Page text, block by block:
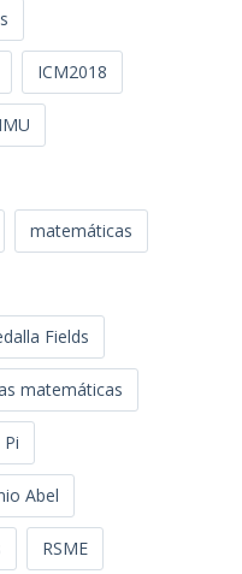
ICM2018
IMU
matemáticas
Fields
matemáticas
Pi
Abel
RSME